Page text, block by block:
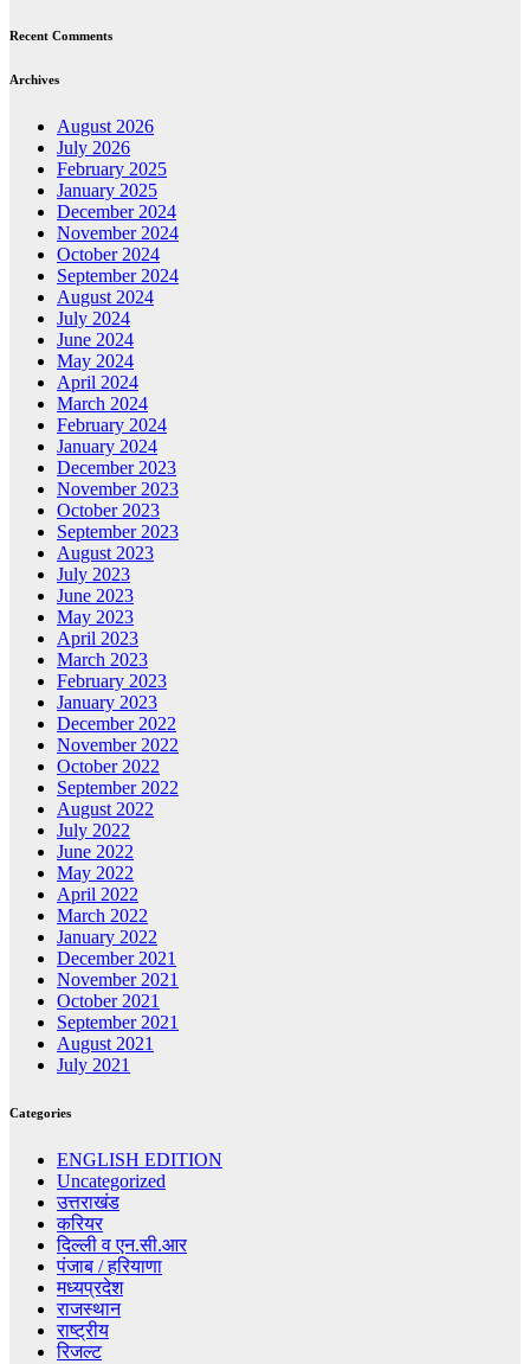
Recent Comments
Archives
August 2026
July 2026
February 2025
January 2025
December 2024
November 2024
October 2024
September 2024
August 2024
July 2024
June 2024
May 2024
April 2024
March 2024
February 2024
January 2024
December 2023
November 2023
October 2023
September 2023
August 2023
July 2023
June 2023
May 2023
April 2023
March 2023
February 2023
January 2023
December 2022
November 2022
October 2022
September 2022
August 2022
July 2022
June 2022
May 2022
April 2022
March 2022
January 2022
December 2021
November 2021
October 2021
September 2021
August 2021
July 2021
Categories
ENGLISH EDITION
Uncategorized
उत्तराखंड
करियर
दिल्ली व एन.सी.आर
पंजाब / हरियाणा
मध्यप्रदेश
राजस्थान
राष्ट्रीय
रिजल्ट